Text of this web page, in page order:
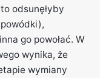
odsunęłyby
go powołać. W
wynika, że
wymiany